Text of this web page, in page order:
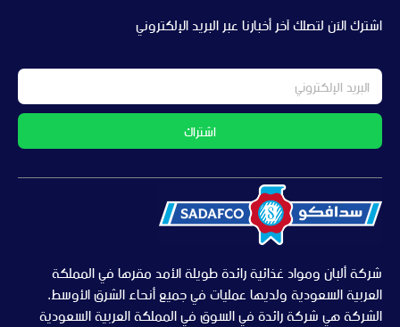
اشترك الآن لتصلك آخر أخبارنا عبر البريد الإلكتروني
اشتراك
شركة ألبان ومواد غذائية رائدة طويلة الأمد مقرها في المملكة
العربية السعودية ولديها عمليات في جميع أنحاء الشرق الأوسط.
الشركة هي شركة رائدة في السوق في المملكة العربية السعودية